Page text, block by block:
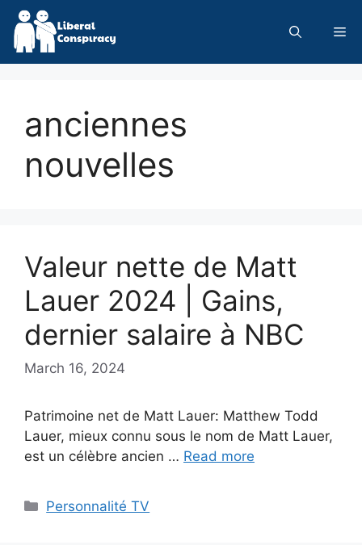
Skip
content
anciennes
nouvelles
Valeur nette de Matt
Lauer 2024 | Gains,
dernier salaire à NBC
March 16, 2024
Patrimoine net de Matt Lauer: Matthew Todd
Lauer, mieux connu sous le nom de Matt Lauer,
est un célèbre ancien … Read more
Categories
Personnalité TV